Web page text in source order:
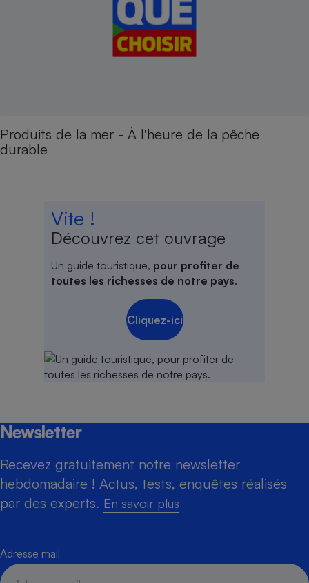
Produits de la mer - À l'heure de la pêche
durable
Vite !
Découvrez cet ouvrage
Un guide touristique, pour profiter de
toutes les richesses de notre pays.
Cliquez-ici
Newsletter
Recevez gratuitement notre newsletter
hebdomadaire ! Actus, tests, enquêtes réalisés
par des experts. En savoir plus
Adresse mail